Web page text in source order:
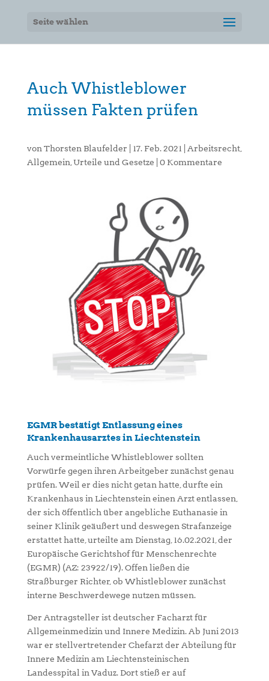
Seite wählen
Auch Whistleblower
müssen Fakten prüfen
von Thorsten Blaufelder 17. Feb. 2021 Arbeitsrecht,
Allgemein Urteile und Gesetze 0 Kommentare
EGMR bestätigt Entlassung eines
Krankenhausarztes in Liechtenstein
Auch vermeintliche Whistleblower sollten
Vorwürfe gegen ihren Arbeitgeber zunächst genau
prüfen. Weil er dies nicht getan hatte, durfte ein
Krankenhaus in Liechtenstein einen Arzt entlassen,
der sich öffentlich über angebliche Euthanasie in
seiner Klinik geäußert und deswegen Strafanzeige
erstattet hatte, urteilte am Dienstag, 16.02.2021, der
Europäische Gerichtshof für Menschenrechte
(EGMR) (AZ: 23922/19). Offen ließen die
Straßburger Richter, ob Whistleblower zunächst
interne Beschwerdewege nutzen müssen.
Der Antragsteller ist deutscher Facharzt für
Allgemeinmedizin und Innere Medizin. Ab Juni 2013
war er stellvertretender Chefarzt der Abteilung für
Innere Medizin am Liechtensteinischen
Landesspital in Vaduz. Dort stieß er auf